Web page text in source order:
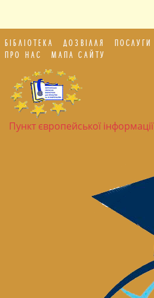
БІБЛІОТЕКА ДОЗВІЛЛЯ ПОСЛУГИ
ПРО НАС
МАПА САЙТУ
Пункт європейської інформації